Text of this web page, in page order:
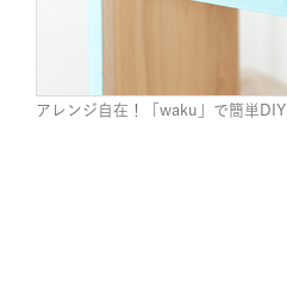
アレンジ自在！「waku」で簡単DIY